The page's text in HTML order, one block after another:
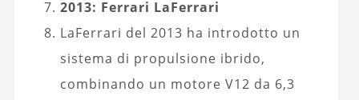
2013: Ferrari LaFerrari
LaFerrari del 2013 ha introdotto un
sistema di propulsione ibrido,
combinando un motore V12 da 6,3